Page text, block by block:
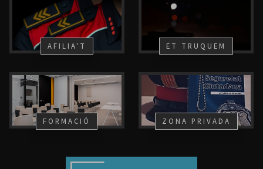
AFILIA'T ET TRUQUEM
FORMACIÓ ZONA PRIVADA